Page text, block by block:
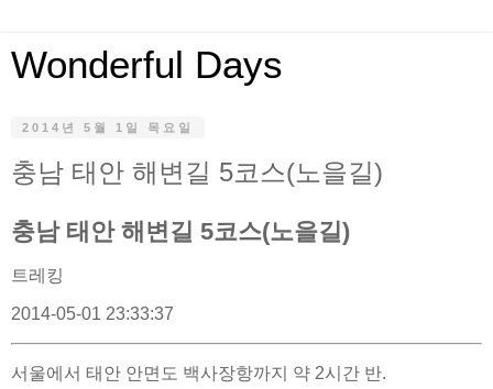
Wonderful Days
2014년 5월 1일 목요일
충남 태안 해변길 5코스(노을길)
충남 태안 해변길 5코스(노을길)
트레킹
2014-05-01 23:33:37
서울에서 태안 안면도 백사장항까지 약 2시간 반.